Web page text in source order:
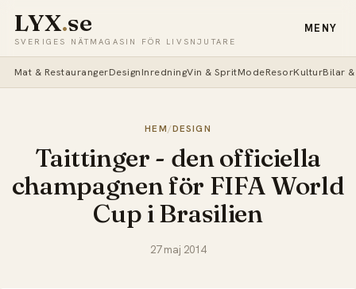
LYX.se
SVERIGES NÄTMAGASIN FÖR LIVSNJUTARE
MENY
Mat & RestaurangerDesignInredningVin & SpritModeResorKulturBilar
HEM/DESIGN
Taittinger - den officiella
champagnen för FIFA World
Cup i Brasilien
27 maj 2014